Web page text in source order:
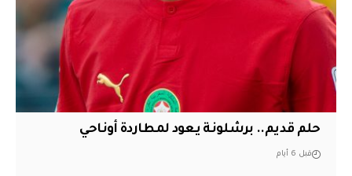
حلم قديم.. برشلونة يعود لمطاردة أوناحي
قبل 6 أيام